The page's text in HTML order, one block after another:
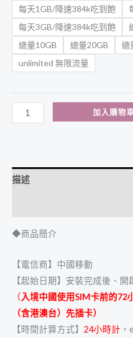
每天1GB/降速384k吃到飽
每天3GB/降速384k吃到飽
總量10GB
總量20GB 總
unlimited 無限流量
加入購物
描述
◆商品簡介
【電信商】中國移動
【起始日期】 安裝完成後、開
（入境中國使用SIM卡前的72
（含港澳台）先插卡）
【時間計算方式】 24小時計 ，